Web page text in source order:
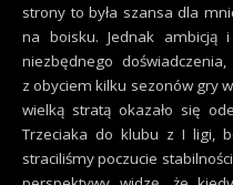
strony to była szansa dla
na boisku. Jednak ambicją
niezbędnego
z obyciem kilku sezonów gry
wielką stratą okazało się
Trzeciaka do klubu z I ligi,
straciliśmy poczucie